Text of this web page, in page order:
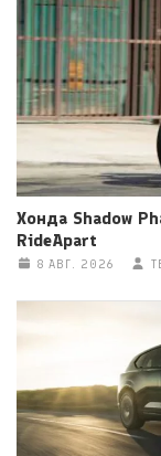
Хонда Shadow
RideApart
8 АВГ. 2026